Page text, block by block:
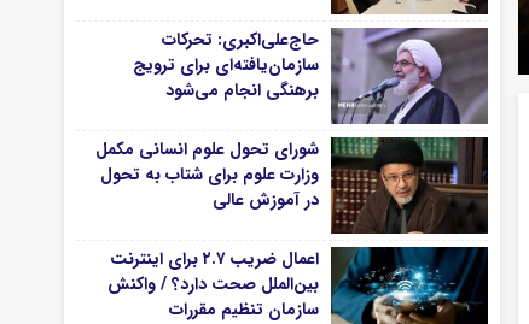
حاج‌علی‌اکبری: تحرکات
سازمان‌یافته‌ای برای ترویج
برهنگی انجام می‌شود
شورای تحول علوم انسانی مکمل
وزارت علوم برای شتاب به تحول
در آموزش عالی
اعمال ضریب ۲.۷ برای اینترنت
بین‌الملل صحت دارد؟ / واکنش
سازمان تنظیم مقررات